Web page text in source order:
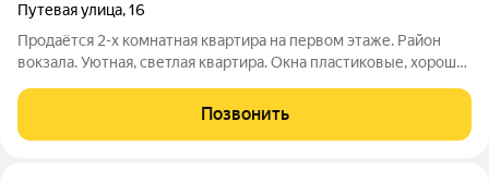
Путевая улица,16
Продаётся 2-х комнатная квартира на первом этаже. Район
вокзала. Уютная, светлая квартира. Окна пластиковые, хорошая
Чистый, ухоженный дом. Хорошие доброжелательные соседи.
Идеальное расположение
Позвонить